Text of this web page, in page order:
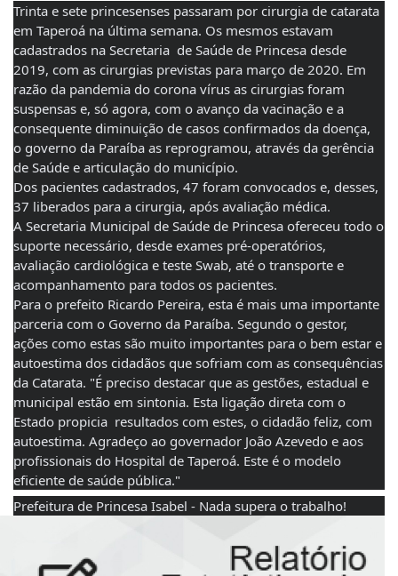
Trinta e sete princesenses passaram por cirurgia de catarata
em Taperoá na última semana. Os mesmos estavam
cadastrados na Secretaria  de Saúde de Princesa desde
2019, com as cirurgias previstas para março de 2020. Em
razão da pandemia do corona vírus as cirurgias foram
suspensas e, só agora, com o avanço da vacinação e a
consequente diminuição de casos confirmados da doença,
o governo da Paraíba as reprogramou, através da gerência
de Saúde e articulação do município.
Dos pacientes cadastrados, 47 foram convocados e, desses,
37 liberados para a cirurgia, após avaliação médica.
A Secretaria Municipal de Saúde de Princesa ofereceu todo o
suporte necessário, desde exames pré-operatórios,
avaliação cardiológica e teste Swab, até o transporte e
acompanhamento para todos os pacientes.
Para o prefeito Ricardo Pereira, esta é mais uma importante
parceria com o Governo da Paraíba. Segundo o gestor,
ações como estas são muito importantes para o bem estar e
autoestima dos cidadãos que sofriam com as consequências
da Catarata. "É preciso destacar que as gestões, estadual e
municipal estão em sintonia. Esta ligação direta com o
Estado propicia  resultados com estes, o cidadão feliz, com
autoestima. Agradeço ao governador João Azevedo e aos
profissionais do Hospital de Taperoá. Este é o modelo
eficiente de saúde pública."
Prefeitura de Princesa Isabel - Nada supera o trabalho!